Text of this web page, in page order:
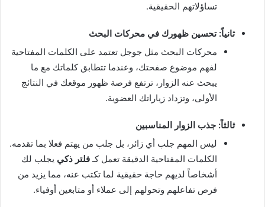
تساؤلاتهم الحقيقية.
ثانياً: تحسين ظهورك في محركات البحث
محركات البحث مثل جوجل تعتمد على الكلمات المفتاحية
لفهم موضوع صفحتك، وعندما تتطابق كلماتك مع ما
يبحث عنه الزوار، ترتفع فرصة ظهور موقعك في النتائج
الأولى، وتزداد زياراتك العضوية.
ثالثاً: جذب الزوار المناسبين
ليس المهم جلب أي زائر، بل جلب من يهتم فعلا بما تقدمه.
الكلمات المفتاحية الدقيقة تعمل كـفلتر ذكي يجلب لك
أشخاصاً لديهم حاجة حقيقية لما تكتب عنه، مما يزيد من
فرص تفاعلهم وتحولهم إلى عملاء أو متابعين أوفياء.